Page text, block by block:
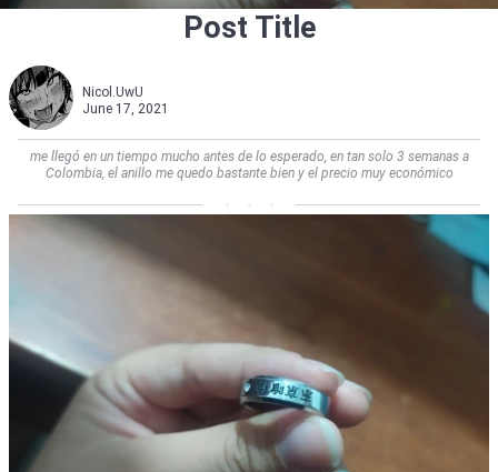
Post Title
Nicol.UwU
June 17, 2021
me llegó en un tiempo mucho antes de lo esperado, en tan solo 3 semanas a
Colombia, el anillo me quedo bastante bien y el precio muy económico